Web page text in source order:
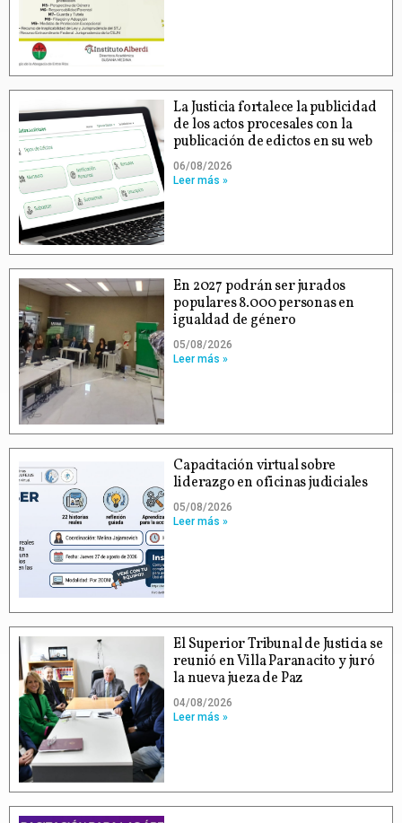
La Justicia fortalece la publicidad
de los actos procesales con la
publicación de edictos en su web
06/08/2026
Leer más »
En 2027 podrán ser jurados
populares 8.000 personas en
igualdad de género
05/08/2026
Leer más »
Capacitación virtual sobre
liderazgo en oficinas judiciales
05/08/2026
Leer más »
El Superior Tribunal de Justicia se
reunió en Villa Paranacito y juró
la nueva jueza de Paz
04/08/2026
Leer más »